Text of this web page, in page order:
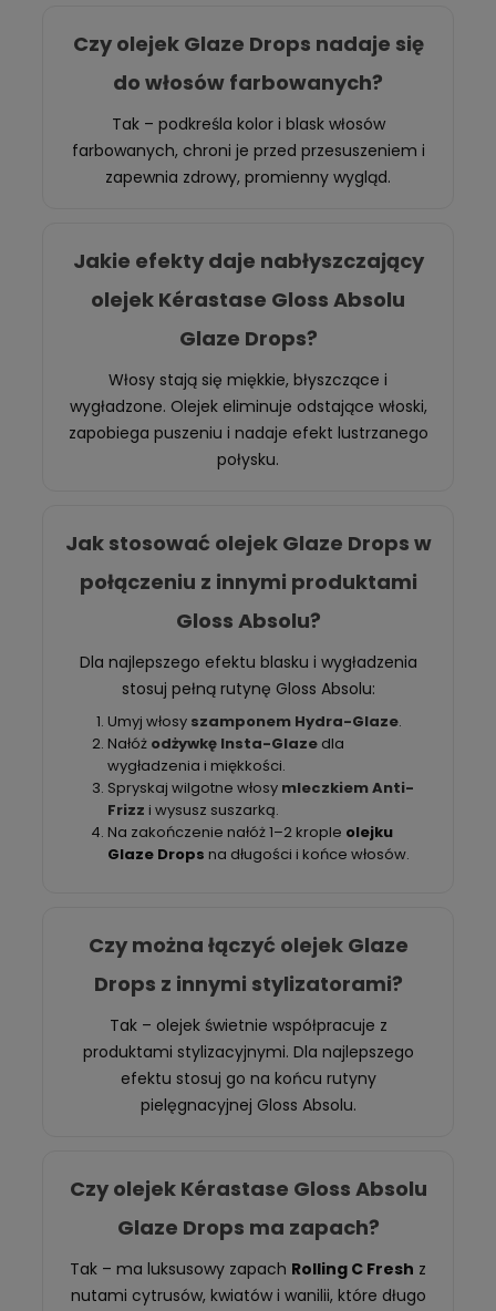
Czy olejek Glaze Drops nadaje się
do włosów farbowanych?
Tak – podkreśla kolor i blask włosów
farbowanych, chroni je przed przesuszeniem i
zapewnia zdrowy, promienny wygląd.
Jakie efekty daje nabłyszczający
olejek Kérastase Gloss Absolu
Glaze Drops?
Włosy stają się miękkie, błyszczące i
wygładzone. Olejek eliminuje odstające włoski,
zapobiega puszeniu i nadaje efekt lustrzanego
połysku.
Jak stosować olejek Glaze Drops w
połączeniu z innymi produktami
Gloss Absolu?
Dla najlepszego efektu blasku i wygładzenia
stosuj pełną rutynę Gloss Absolu:
Umyj włosy szamponem Hydra-Glaze.
Nałóż odżywkę Insta-Glaze dla
wygładzenia i miękkości.
Spryskaj wilgotne włosy mleczkiem Anti-
Frizz i wysusz suszarką.
Na zakończenie nałóż 1–2 krople olejku
Glaze Drops na długości i końce włosów.
Czy można łączyć olejek Glaze
Drops z innymi stylizatorami?
Tak – olejek świetnie współpracuje z
produktami stylizacyjnymi. Dla najlepszego
efektu stosuj go na końcu rutyny
pielęgnacyjnej Gloss Absolu.
Czy olejek Kérastase Gloss Absolu
Glaze Drops ma zapach?
Tak – ma luksusowy zapach Rolling C Fresh z
nutami cytrusów, kwiatów i wanilii, które długo